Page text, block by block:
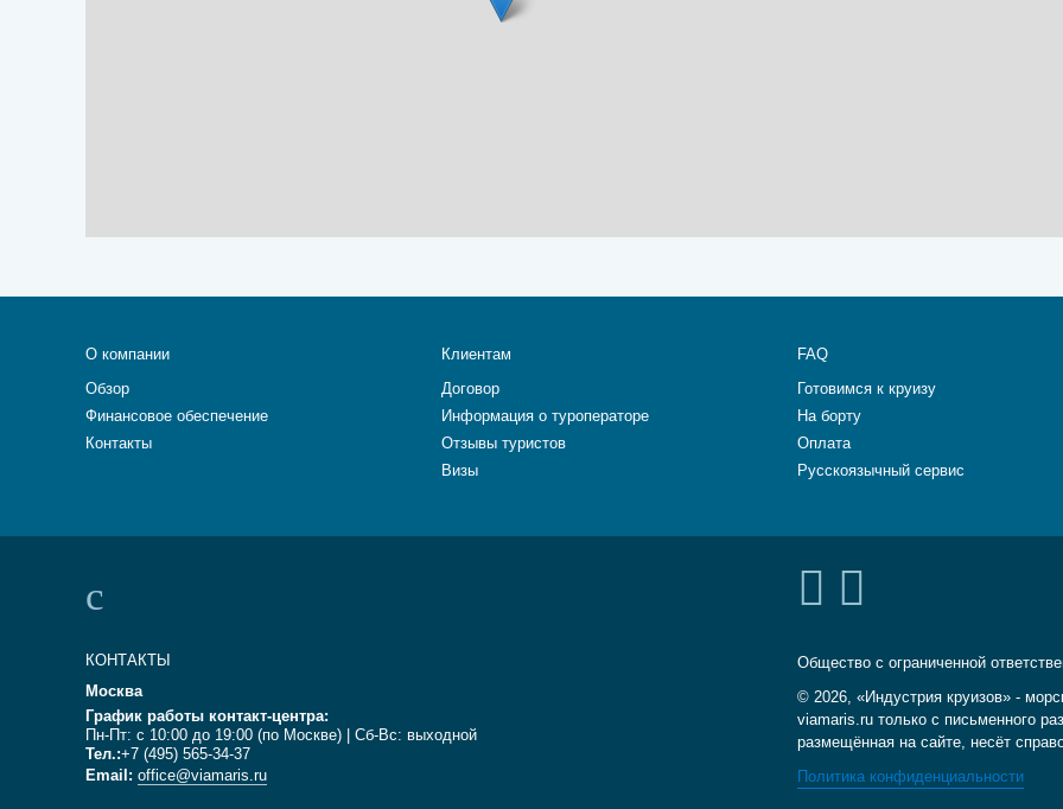
О компании
Обзор
Финансовое обеспечение
Контакты
Клиентам
Договор
Информация о туроператоре
Отзывы туристов
Визы
FAQ
Готовимся к круизу
На борту
Оплата
Русскоязычный сервис
КОНТАКТЫ
Москва
График работы контакт-центра:
Пн-Пт: с 10:00 до 19:00 (по Москве) | Сб-Вс: выходной
Тел.:+7 (495) 565-34-37
Email: office@viamaris.ru
Общество с ограниченной
© 2026, «Индустрия круизов» -
viamaris.ru только с письменного
размещённая на сайте, несёт
Политика конфиденциальности